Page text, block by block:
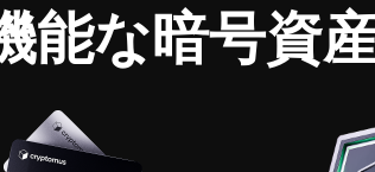
能な暗号資